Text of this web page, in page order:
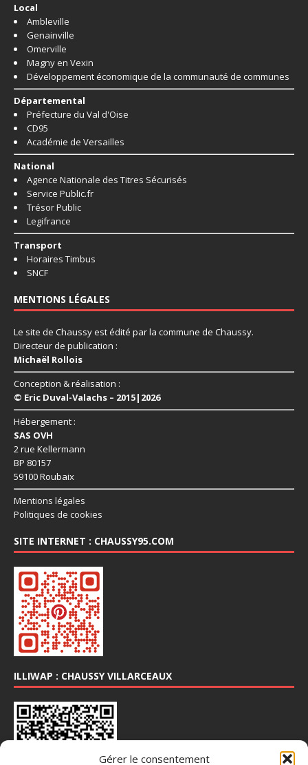
Gérer le consentement
Local
Ambleville
Genainville
Omerville
Magny en Vexin
Développement économique de la communauté de communes
Départemental
Préfecture du Val d'Oise
CD95
Académie de Versailles
National
Agence Nationale des Titres Sécurisés
Service Public.fr
Trésor Public
Legifrance
Transport
Horaires Timbus
SNCF
MENTIONS LÉGALES
Le site de Chaussy est édité par la commune de Chaussy.
Directeur de publication :
Michaël Rollois
Conception & réalisation :
© Eric Duval-Valachs – 2015|2026
Hébergement :
SAS OVH
2 rue Kellermann
BP 80157
59100 Roubaix
Mentions légales
Politiques de cookies
SITE INTERNET : CHAUSSY95.COM
ILLIWAP : CHAUSSY VILLARCEAUX